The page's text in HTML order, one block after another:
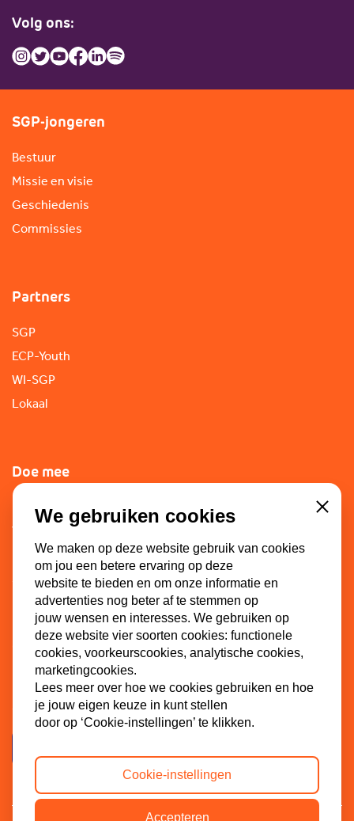
Volg ons:
SGP-jongeren
Bestuur
Missie en visie
Geschiedenis
Commissies
Partners
SGP
ECP-Youth
WI-SGP
Lokaal
Doe mee
Lid worden
Vacatures
Doneren
Sponsoren
Contact
Dinkel 7
3086 HB Rotterdam
We gebruiken cookies
We maken op deze website gebruik van cookies
om jou een betere ervaring op deze
website te bieden en om onze informatie en
advertenties nog beter af te stemmen op
jouw wensen en interesses. We gebruiken op
deze website vier soorten cookies: functionele
cookies, voorkeurscookies, analytische cookies,
marketingcookies.
Lees meer over hoe we cookies gebruiken en hoe
je jouw eigen keuze in kunt stellen
door op ‘Cookie-instellingen’ te klikken.
Close
Cookie-instellingen
Accepteren